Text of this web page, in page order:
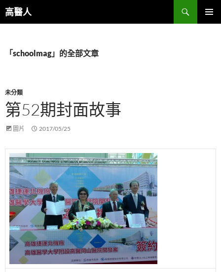
至高醫人
搜
尋
「schoolmag」的全部文章
未分類
第52期封面故事
圖片 2017/05/25